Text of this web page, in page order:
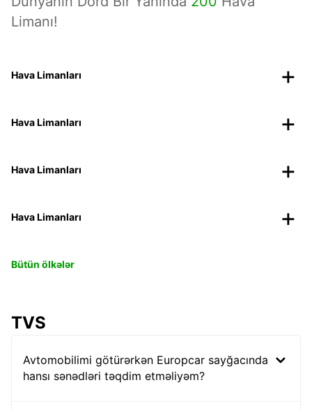
Limanı!
Hava Limanları
Hava Limanları
Hava Limanları
Hava Limanları
Bütün ölkələr
TVS
Avtomobilimi götürərkən Europcar sayğacında
hansı sənədləri təqdim etməliyəm?